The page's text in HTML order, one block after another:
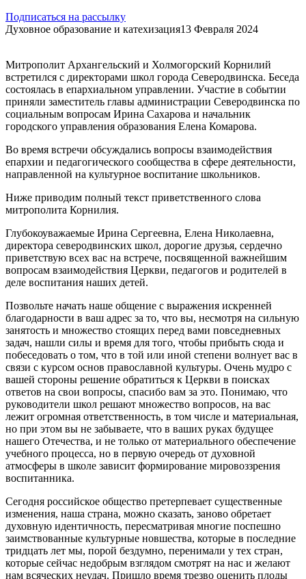
Подписаться на рассылку
Духовное образование и катехизация13 Февраля 2024
Митрополит Архангельский и Холмогорский Корнилий
встретился с директорами школ города Северодвинска. Беседа
состоялась в епархиальном управлении. Участие в событии
приняли заместитель главы администрации Северодвинска по
социальным вопросам Ирина Сахарова и начальник
городского управления образования Елена Комарова.
Во время встречи обсуждались вопросы взаимодействия
епархии и педагогического сообщества в сфере деятельности,
направленной на культурное воспитание школьников.
Ниже приводим полный текст приветственного слова
митрополита Корнилия.
Глубокоуважаемые Ирина Сергеевна, Елена Николаевна,
директора северодвинских школ, дорогие друзья, сердечно
приветствую всех вас на встрече, посвященной важнейшим
вопросам взаимодействия Церкви, педагогов и родителей в
деле воспитания наших детей.
Позвольте начать наше общение с выражения искренней
благодарности в ваш адрес за то, что вы, несмотря на сильную
занятость и множество стоящих перед вами повседневных
задач, нашли силы и время для того, чтобы прибыть сюда и
побеседовать о том, что в той или иной степени волнует вас в
связи с курсом основ православной культуры. Очень мудро с
вашей стороны решение обратиться к Церкви в поисках
ответов на свои вопросы, спасибо вам за это. Понимаю, что
руководители школ решают множество вопросов, на вас
лежит огромная ответственность, в том числе и материальная,
но при этом вы не забываете, что в ваших руках будущее
нашего Отечества, и не только от материального обеспечение
учебного процесса, но в первую очередь от духовной
атмосферы в школе зависит формирование мировоззрения
воспитанника.
Сегодня российское общество претерпевает существенные
изменения, наша страна, можно сказать, заново обретает
духовную идентичность, пересматривая многие поспешно
заимствованные культурные новшества, которые в последние
тридцать лет мы, порой бездумно, перенимали у тех стран,
которые сейчас недобрым взглядом смотрят на нас и желают
нам всяческих неудач. Пришло время трезво оценить плоды